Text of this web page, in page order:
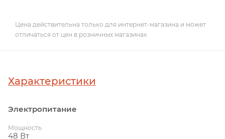
Цена действительна только для интернет-магазина и может
отличаться от цен в розничных магазинах
Характеристики
Электропитание
Мощность
48 Вт